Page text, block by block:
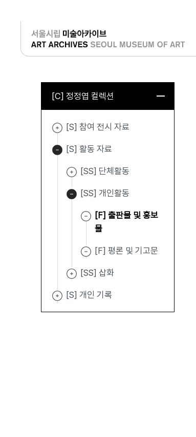
로그인
[C] 정정엽 컬렉션
[S] 참여 전시 자료
[S] 활동 자료
[SS] 단체활동
[SS] 개인활동
[F] 출판물 및 홍보
물
[F] 평론 및 기고문
[SS] 삽화
[S] 개인 기록